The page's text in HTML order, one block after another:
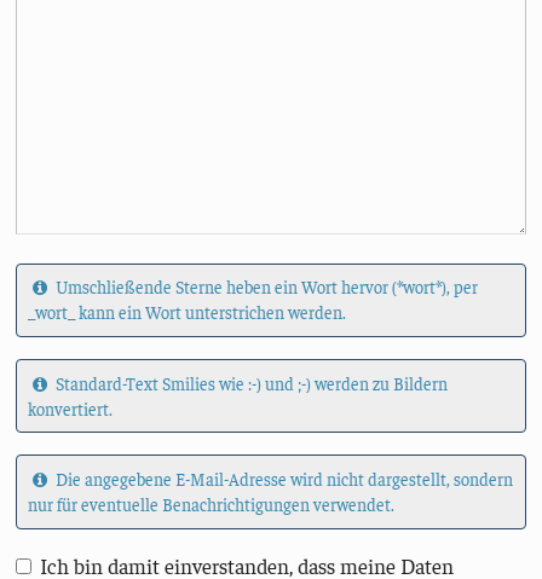
Umschließende Sterne heben ein Wort hervor (*wort*), per
_wort_ kann ein Wort unterstrichen werden.
Standard-Text Smilies wie :-) und ;-) werden zu Bildern
konvertiert.
Die angegebene E-Mail-Adresse wird nicht dargestellt, sondern
nur für eventuelle Benachrichtigungen verwendet.
Ich bin damit einverstanden, dass meine Daten